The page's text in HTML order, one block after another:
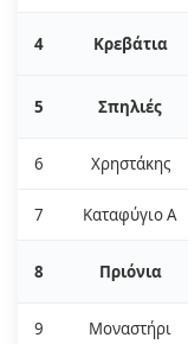
4 Κρεβάτια
5 Σπηλιές
6 Χρηστάκης
7 Καταφύγιο A
8 Πριόνια
9 Μοναστήρι